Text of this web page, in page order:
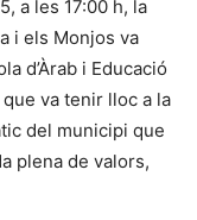
a les 17:00 h, la
i els Monjos va
d’Àrab i Educació
va tenir lloc a la
del municipi que
plena de valors,